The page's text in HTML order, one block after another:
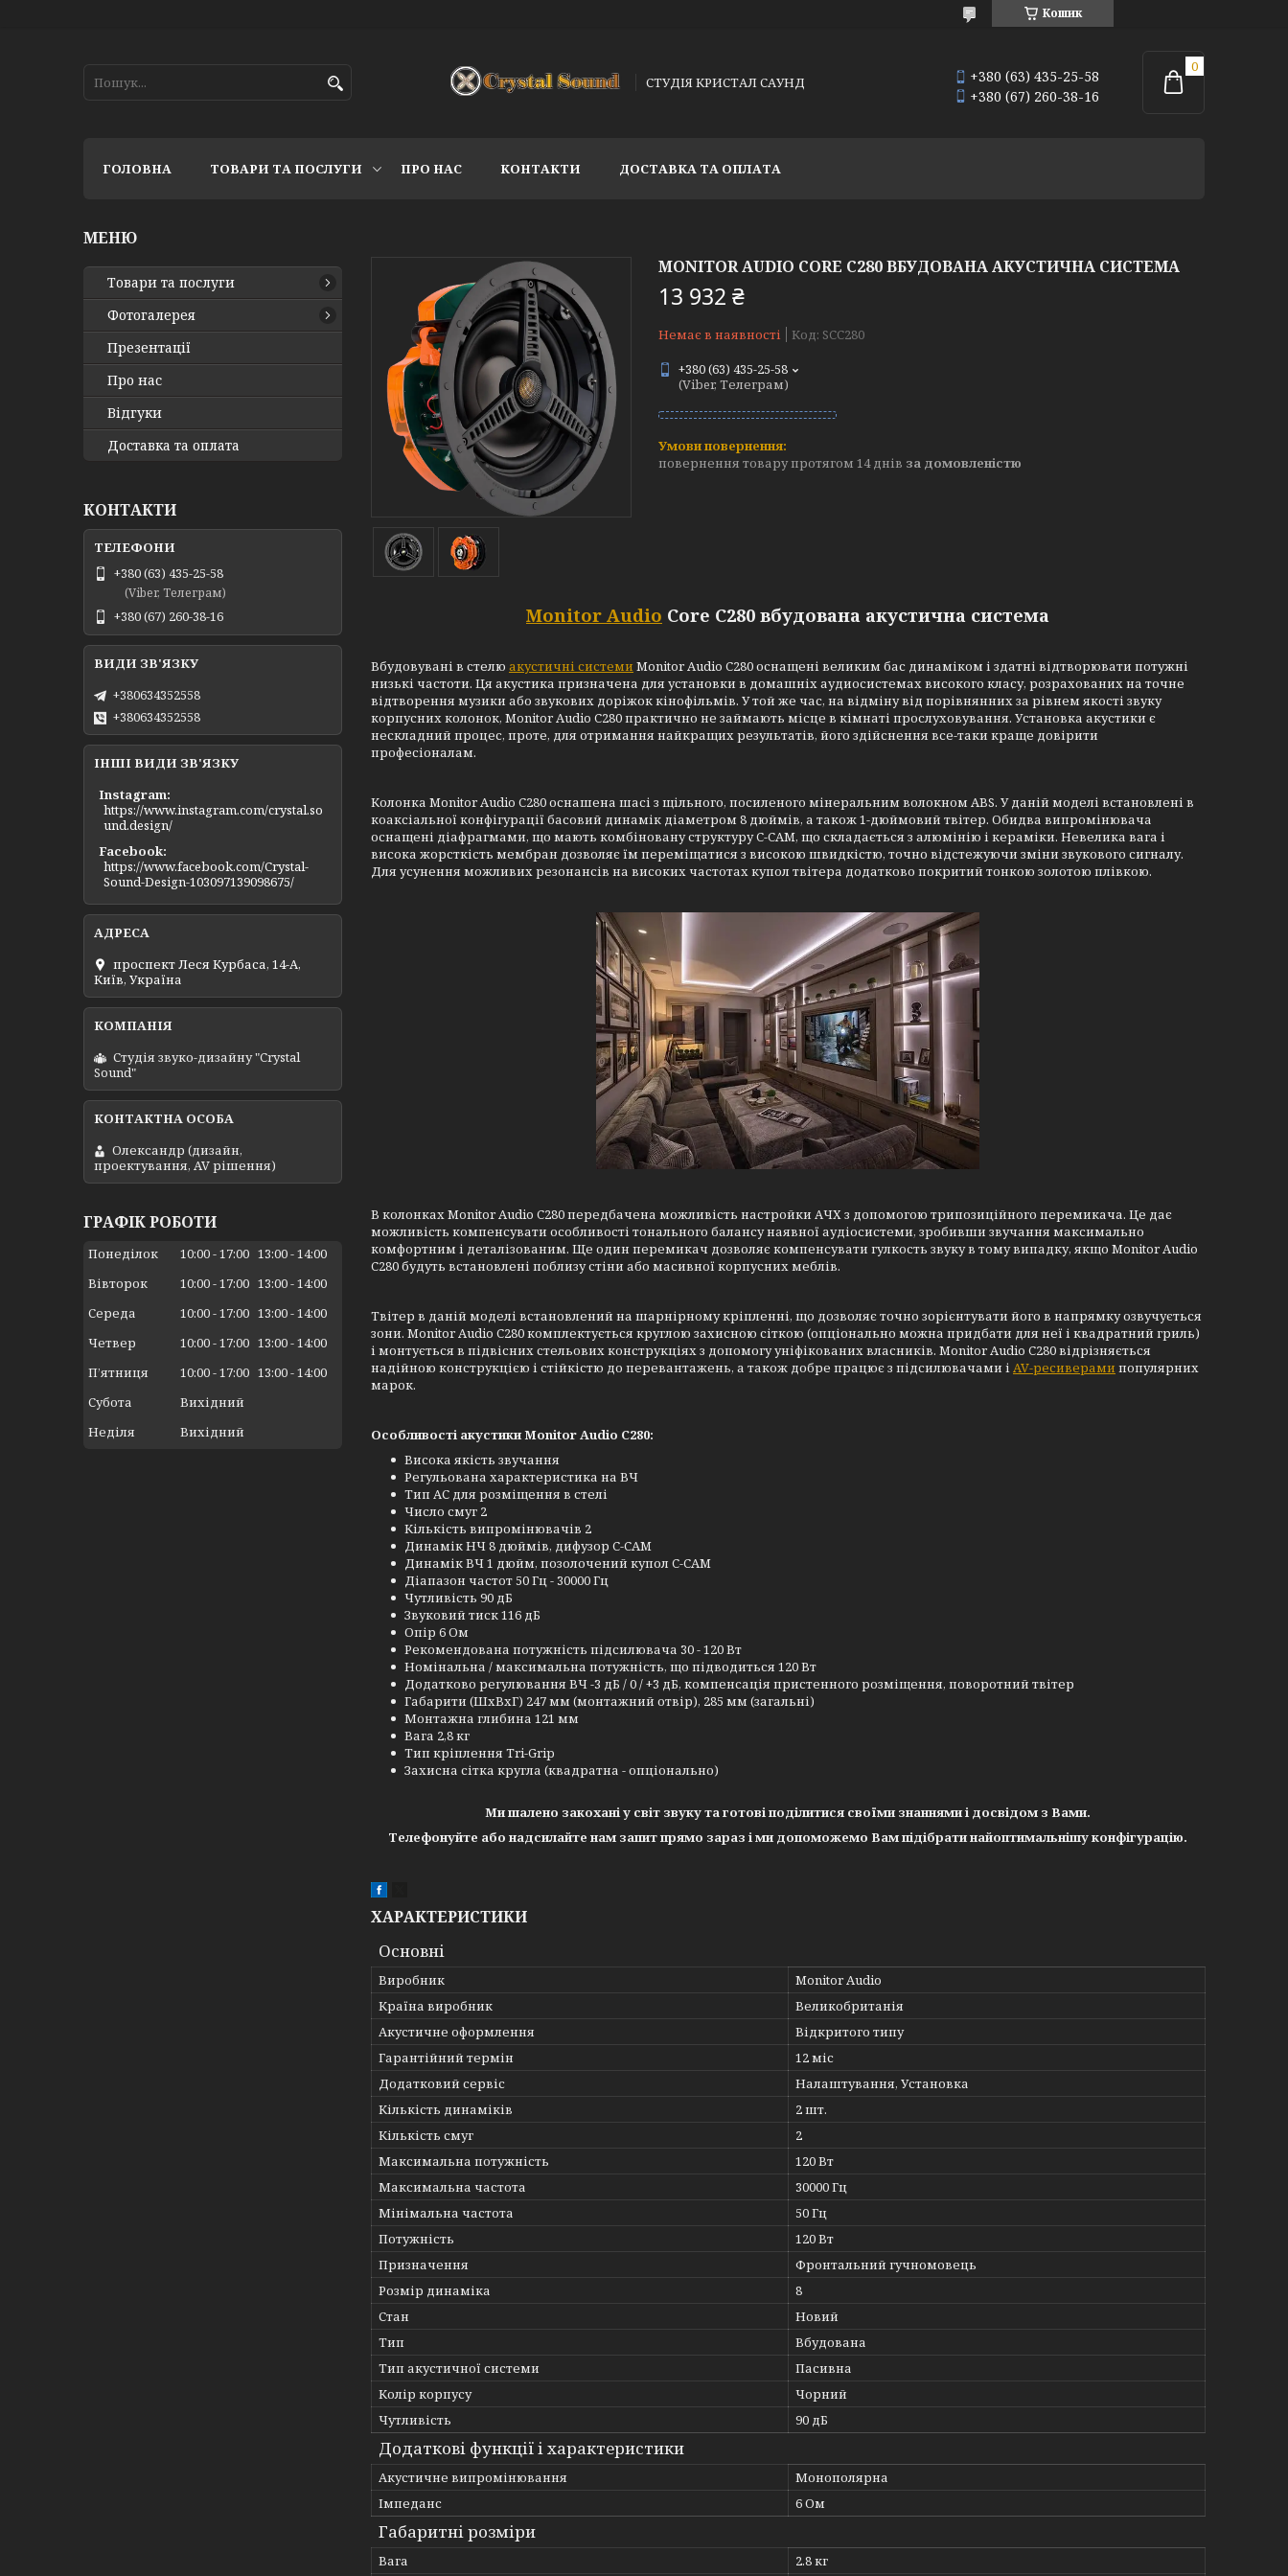
Кошик
СТУДІЯ КРИСТАЛ САУНД
+380 (63) 435-25-58
+380 (67) 260-38-16
ГОЛОВНА ТОВАРИ ТА ПОСЛУГИ ПРО НАС КОНТАКТИ ДОСТАВКА ТА ОПЛАТА
MONITOR AUDIO CORE C280 ВБУДОВАНА АКУСТИЧНА СИСТЕМА
13 932 ₴
Немає в наявності Код: SCC280
+380 (63) 435-25-58
(Viber, Телеграм)
повернення товару протягом 14 днів за домовленістю
Monitor Audio Core C280 вбудована акустична система
Вбудовувані в стелю акустичні системи Monitor Audio C280 оснащені великим бас динаміком і здатні відтворювати потужні
низькі частоти. Ця акустика призначена для установки в домашніх аудиосистемах високого класу, розрахованих на точне
відтворення музики або звукових доріжок кінофільмів. У той же час, на відміну від порівнянних за рівнем якості звуку
корпусних колонок, Monitor Audio C280 практично не займають місце в кімнаті прослуховування. Установка акустики є
нескладний процес, проте, для отримання найкращих результатів, його здійснення все-таки краще довірити
професіоналам.
Колонка Monitor Audio C280 оснашена шасі з щільного, посиленого мінеральним волокном ABS. У даній моделі встановлені в
коаксіальної конфігурації басовий динамік діаметром 8 дюймів, а також 1-дюймовий твітер. Обидва випромінювача
оснащені діафрагмами, що мають комбіновану структуру C-CAM, що складається з алюмінію і кераміки. Невелика вага і
висока жорсткість мембран дозволяє їм переміщатися з високою швидкістю, точно відстежуючи зміни звукового сигналу.
Для усунення можливих резонансів на високих частотах купол твітера додатково покритий тонкою золотою плівкою.
В колонках Monitor Audio C280 передбачена можливість настройки АЧХ з допомогою трипозиційного перемикача. Це дає
можливість компенсувати особливості тонального балансу наявної аудіосистеми, зробивши звучання максимально
комфортним і деталізованим. Ще один перемикач дозволяє компенсувати гулкость звуку в тому випадку, якщо Monitor Audio
C280 будуть встановлені поблизу стіни або масивної корпусних меблів.
Твітер в даній моделі встановлений на шарнірному кріпленні, що дозволяє точно зорієнтувати його в напрямку озвучується
зони. Monitor Audio C280 комплектується круглою захисною сіткою (опціонально можна придбати для неї і квадратний гриль)
і монтується в підвісних стельових конструкціях з допомогу уніфікованих власників. Monitor Audio C280 відрізняється
надійною конструкцією і стійкістю до перевантажень, а також добре працює з підсилювачами іAV-ресиверами популярних
марок.
Особливості акустики Monitor Audio C280:
Висока якість звучання
Регульована характеристика на ВЧ
Тип АС для розміщення в стелі
Число смуг 2
Кількість випромінювачів 2
Динамік НЧ 8 дюймів, дифузор C-CAM
Динамік ВЧ 1 дюйм, позолочений купол C-CAM
Діапазон частот 50 Гц - 30000 Гц
Чутливість 90 дБ
Звуковий тиск 116 дБ
Опір 6 Ом
Рекомендована потужність підсилювача 30 - 120 Вт
Номінальна / максимальна потужність, що підводиться 120 Вт
Додатково регулювання ВЧ -3 дБ / 0 / +3 дБ, компенсація пристенного розміщення, поворотний твітер
Габарити (ШхВхГ) 247 мм (монтажний отвір), 285 мм (загальні)
Монтажна глибина 121 мм
Вага 2,8 кг
Тип кріплення Tri-Grip
Захисна сітка кругла (квадратна - опціонально)
Ми шалено закохані у світ звуку та готові поділитися своїми знаннями і досвідом з Вами.
Телефонуйте або надсилайте нам запит прямо зараз і ми допоможемо Вам підібрати найоптимальнішу конфігурацію.
ХАРАКТЕРИСТИКИ
Основні
Виробник
Monitor Audio
Країна виробник
Великобританія
Акустичне оформлення
Відкритого типу
Гарантійний термін
12 міс
Додатковий сервіс
Налаштування, Установка
Кількість динаміків
2 шт.
Кількість смуг
2
Максимальна потужність
120 Вт
Максимальна частота
30000 Гц
Мінімальна частота
50 Гц
Потужність
120 Вт
Призначення
Фронтальний гучномовець
Розмір динаміка
8
Стан
Новий
Тип
Вбудована
Тип акустичної системи
Пасивна
Колір корпусу
Чорний
Чутливість
90 дБ
Додаткові функції і характеристики
Акустичне випромінювання
Монополярна
Імпеданс
6 Ом
Габаритні розміри
Вага 2.8 кг
Товари та послуги
Фотогалерея
Презентації
Про нас
Відгуки
Доставка та оплата
КОНТАКТИ
+380 (63) 435-25-58
(Viber, Телеграм)
+380 (67) 260-38-16
+380634352558
+380634352558
ІНШІ ВИДИ ЗВ'ЯЗКУ
Instagram
https://www.instagram.com/crystal.so
und.design/
Facebook
https://www.facebook.com/Crystal-
Sound-Design-103097139098675/
проспект Леся Курбаса, 14-А,
Київ, Україна
Студія звуко-дизайну "Crystal
Sound"
Олександр (дизайн,
проектування, AV рішення)
ГРАФІК РОБОТИ
Понеділок 10:00 17:00 13:00 14:00
Вівторок
10:00 17:00 13:00 14:00
Середа
10:00 17:00 13:00 14:00
Четвер
10:00 17:00 13:00 14:00
Пʼятниця
10:00 17:00 13:00 14:00
Субота
Вихідний
Неділя
Вихідний